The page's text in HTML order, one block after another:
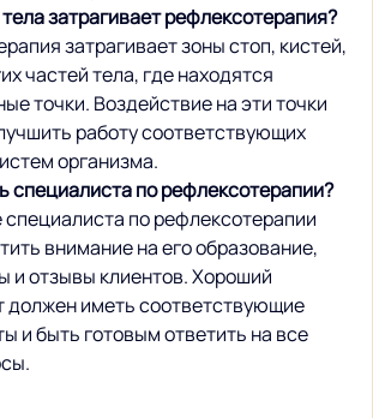
затрагивает рефлексотерапия?
затрагивает зоны стоп, кистей,
частей тела, где находятся
точки. Воздействие на эти точки
работу соответствующих
организма.
специалиста по рефлексотерапии?
по рефлексотерапии
внимание на его образование,
и отзывы клиентов. Хороший
должен иметь соответствующие
и быть готовым ответить на все